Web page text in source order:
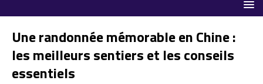
Une randonnée mémorable en Chine :
les meilleurs sentiers et les conseils
essentiels